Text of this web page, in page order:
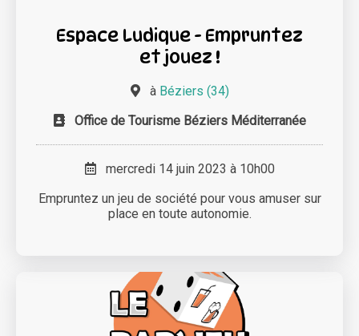
Espace Ludique - Empruntez
et jouez !
à Béziers (34)
Office de Tourisme Béziers Méditerranée
mercredi 14 juin 2023 à 10h00
Empruntez un jeu de société pour vous amuser sur
place en toute autonomie.